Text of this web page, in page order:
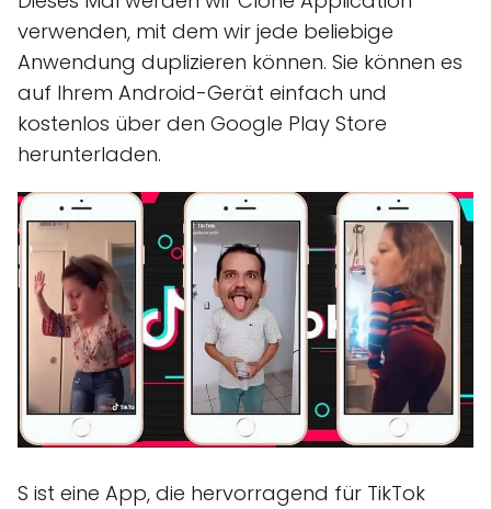
verwenden, mit dem wir jede beliebige
Anwendung duplizieren können. Sie können es
auf Ihrem Android-Gerät einfach und
kostenlos über den Google Play Store
herunterladen.
S ist eine App, die hervorragend für TikTok